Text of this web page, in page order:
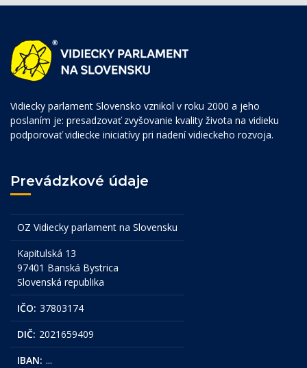
Vidiecky parlament Slovensko vznikol v roku 2000 a jeho
poslaním je: presadzovať zvyšovanie kvality života na vidieku
podporovať vidiecke iniciatívy pri riadení vidieckeho rozvoja.
Prevádzkové údaje
OZ Vidiecky parlament na Slovensku
Kapitulská 13
97401 Banská Bystrica
Slovenská republika
IČO: 37803174
DIČ: 2021659409
IBAN: ...